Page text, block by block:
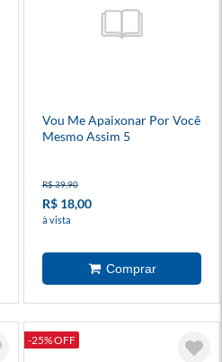
Vou Me Apaixonar Por Você
Mesmo Assim 5
R$ 39,90
R$ 18,00
à vista
-25% OFF